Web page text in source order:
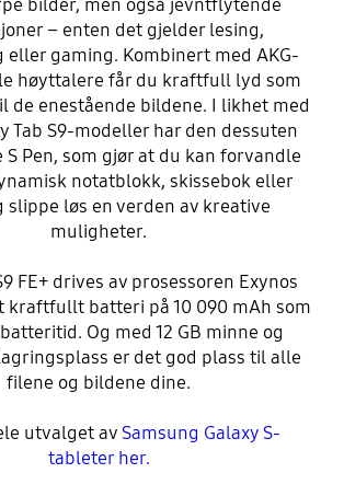
bilder, men også jevntflytende
– enten det gjelder lesing,
gaming. Kombinert med AKG-
høyttalere får du kraftfull lyd som
de enestående bildene. I likhet med
Tab S9-modeller har den dessuten
Pen, som gjør at du kan forvandle
notatblokk, skissebok eller
slippe løs en verden av kreative
muligheter.
FE+ drives av prosessoren Exynos
kraftfullt batteri på 10 090 mAh som
Og med 12 GB minne og
er det god plass til alle
filene og bildene dine.
utvalget av Samsung Galaxy S-
tableter her.